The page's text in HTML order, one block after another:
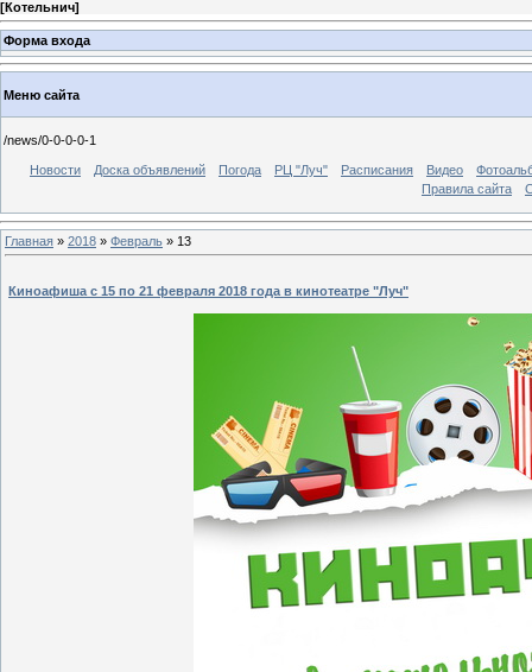
[Котельнич]
Форма входа
Меню сайта
/news/0-0-0-0-1
Новости Доска объявлений Погода РЦ "Луч" Расписания Видео
Правила сайта
Главная » 2018 » Февраль » 13
Киноафиша c 15 по 21 февраля 2018 года в кинотеатре "Луч"